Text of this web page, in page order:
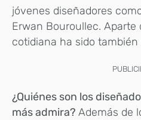
jóvenes diseñadores
Erwan Bouroullec. Aparte
cotidiana ha sido
¿Quiénes son los
más admira? Además de